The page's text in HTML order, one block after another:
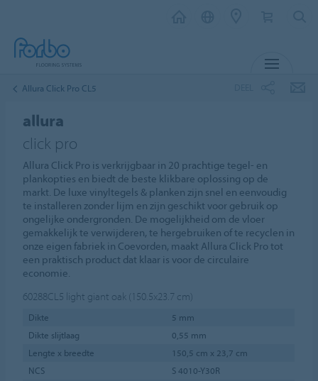
Allura Click Pro CL5
allura
click pro
Allura Click Pro is verkrijgbaar in 20 prachtige tegel- en
plankopties en biedt de beste klikbare oplossing op de
markt. De luxe vinyltegels & planken zijn snel en eenvoudig
te installeren zonder lijm en zijn geschikt voor gebruik op
ongelijke ondergronden. De mogelijkheid om de vloer
gemakkelijk te verwijderen, te hergebruiken of te recyclen in
onze eigen fabriek in Coevorden, maakt Allura Click Pro tot
een praktisch product dat klaar is voor de circulaire
economie.
60288CL5 light giant oak (150.5x23.7 cm)
Dikte
5 mm
Dikte slijtlaag
0,55 mm
Lengte x breedte
150,5 cm x 23,7 cm
NCS
S 4010-Y30R